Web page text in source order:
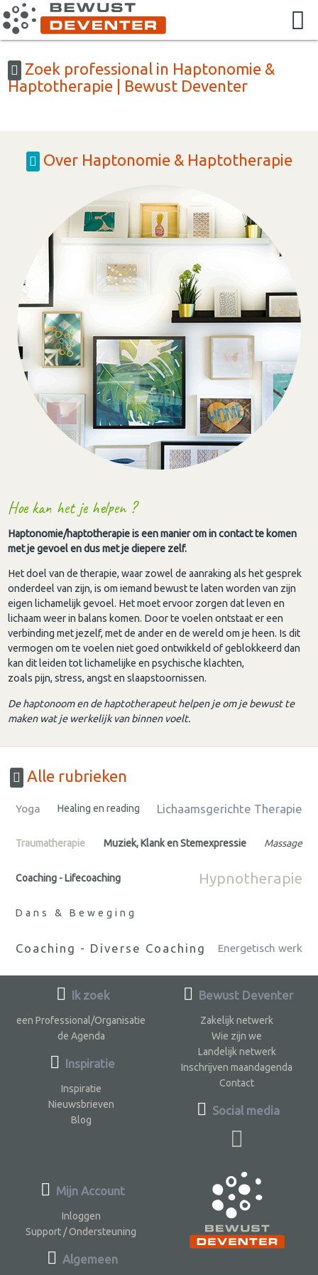
Zoek professional in Haptonomie &
Haptotherapie | Bewust Deventer
Over Haptonomie & Haptotherapie
Hoe kan het je helpen ?
Haptonomie/haptotherapie is een manier om in contact te komen
met je gevoel en dus met je diepere zelf.
Het doel van de therapie, waar zowel de aanraking als het gesprek
onderdeel van zijn, is om iemand bewust te laten worden van zijn
eigen lichamelijk gevoel. Het moet ervoor zorgen dat leven en
lichaam weer in balans komen. Door te voelen ontstaat er een
verbinding met jezelf, met de ander en de wereld om je heen. Is dit
vermogen om te voelen niet goed ontwikkeld of geblokkeerd dan
kan dit leiden tot lichamelijke en psychische klachten,
zoals pijn, stress, angst en slaapstoornissen.
De haptonoom en de haptotherapeut helpen je om je bewust te
maken wat je werkelijk van binnen voelt.
Alle rubrieken
Yoga Healing en reading Lichaamsgerichte Therapie
Traumatherapie Muziek, Klank en Stemexpressie Massage
Coaching - Lifecoaching Hypnotherapie
Dans & Beweging
Coaching - Diverse Coaching Energetisch werk
Ik zoek
een Professional/Organisatie
de Agenda
Inspiratie
Inspiratie
Nieuwsbrieven
Blog
Bewust Deventer
Zakelijk netwerk
Wie zijn we
Landelijk netwerk
Inschrijven maandagenda
Contact
Social media
Mijn Account
Inloggen
Support / Ondersteuning
Algemeen